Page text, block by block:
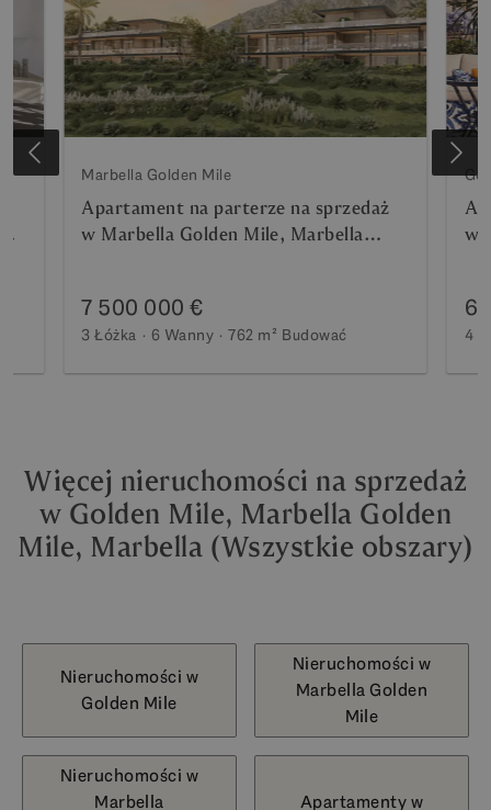
Marbella Golden Mile
Apartament na parterze na sprzedaż
w Marbella Golden Mile, Marbella
7 500 000 €
3 Łóżka 6 Wanny 762 m² Budować
w
6
4
Więcej nieruchomości na sprzedaż
w Golden Mile, Marbella Golden
Mile, Marbella (Wszystkie obszary)
Nieruchomości w
Golden Mile
Nieruchomości w
Marbella Golden
Mile
Nieruchomości w
Marbella
Apartamenty w